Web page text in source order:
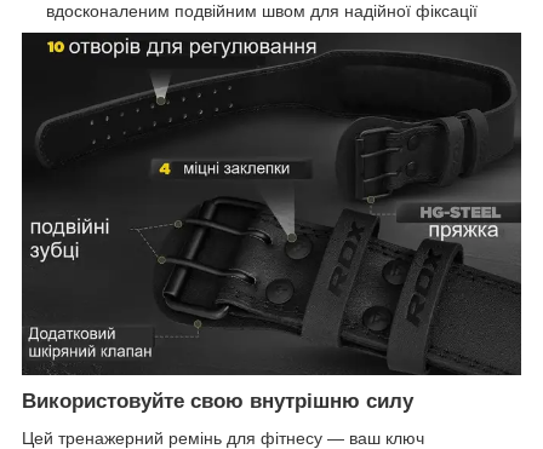
вдосконаленим подвійним швом для надійної фіксації
Використовуйте свою внутрішню силу
Цей тренажерний ремінь для фітнесу — ваш ключ